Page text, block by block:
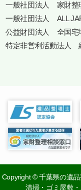
一般社団法人 家財整
一般社団法人 ALL
公益財団法人 全国宅
特定非営利活動法人
Copyright©千葉県の遺品
清掃・ゴミ屋敷